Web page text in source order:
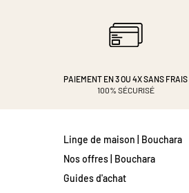
PAIEMENT EN 3 OU 4XSANS FRAIS
100% SÉCURISÉ
Linge de maison | Bouchara
Nos offres | Bouchara
Guides d'achat